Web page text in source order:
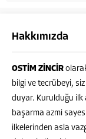
Hakkımızda
OSTİM ZİNCİR
bilgi ve tecrübeyi,
duyar. Kurulduğu ilk
başarma azmi
ilkelerinden asla